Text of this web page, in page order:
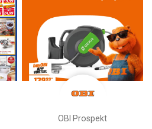
OBI Prospekt